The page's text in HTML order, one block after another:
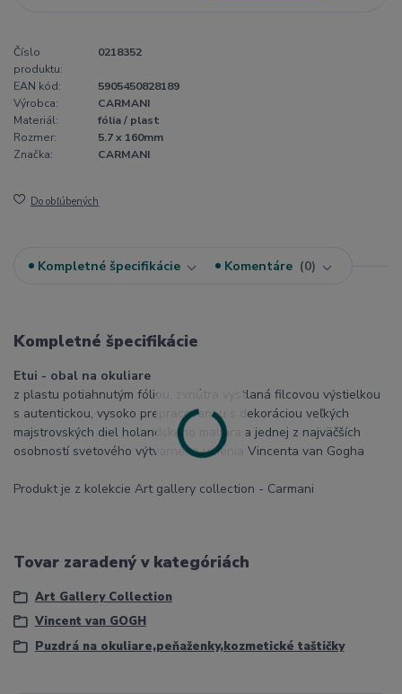
Číslo
produktu:
0218352
EAN kód:
5905450828189
Výrobca:
CARMANI
Materiál:
fólia / plast
Rozmer:
5.7 x 160mm
Značka:
CARMANI
Do obľúbených
Kompletné špecifikácie Komentáre 0
Kompletné špecifikácie
Etui - obal na okuliare
z plastu potiahnutým fóliou, zvnútra vystlaná filcovou výstielkou
s autentickou, vysoko prepracovanou s dekoráciou veľkých
majstrovských diel holandského maliara,a jednej z najväčších
osobností svetového výtvarného umenia Vincenta van Gogha
Produkt je z kolekcie Art gallery collection - Carmani
Tovar zaradený v kategóriách
Art Gallery Collection
Vincent van GOGH
Puzdrá na okuliare,peňaženky,kozmetické taštičky